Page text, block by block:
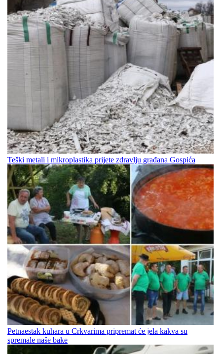
Teški metali i mikroplastika prijete zdravlju građana Gospića
Petnaestak kuhara u Crkvarima pripremat će jela kakva su
spremale naše bake